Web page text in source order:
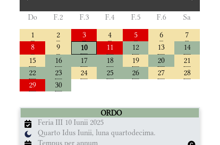
Do F.2 F.3 F.4 F.5 F.6
Sa
1
2 3 4 5 6
7
8
9 10 11 12 13
14
15
16 17 18 19 20
21
22
23 24 25 26 27
28
29
30
ORDO
Feria III 10 Iunii 2025
Quarto Idus Iunii, luna quartodecima.
Tempus per annum